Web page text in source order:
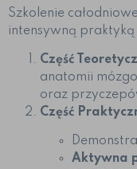
Szkolenie
intensywną
Część
anatomii
oraz
Część
Aktywna